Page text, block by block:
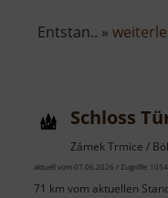
Entstan.. »
Schloss
Zámek Trmice /
aktuell vom 07.06.2026 / Zugriffe:
71 km vom aktuellen